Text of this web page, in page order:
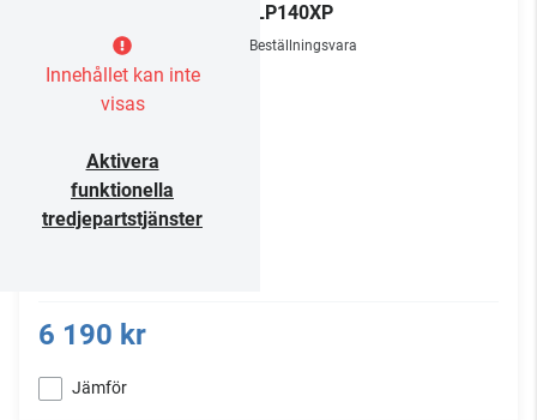
Innehållet kan inte
visas
Aktivera
funktionella
tredjepartstjänster
AT-LP140XP
Beställningsvara
6 190 kr
Jämför